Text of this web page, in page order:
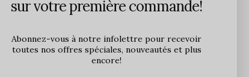
Lundi: 9h - 17h
Mardi: 9h - 17h
Mercredi: 9h - 18h
sur votre première commande!
Abonnez-vous à notre infolettre pour recevoir
toutes nos offres spéciales, nouveautés et plus
encore!